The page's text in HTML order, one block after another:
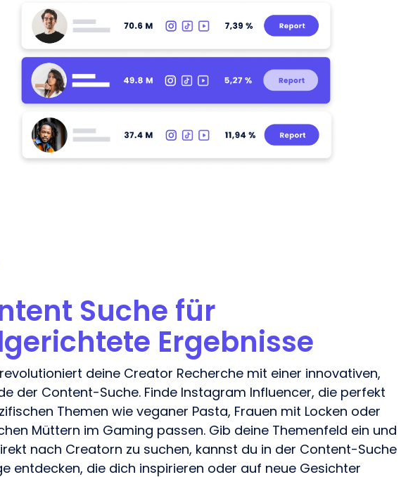
Suche für
Ergebnisse
revolutioniert deine Creator Recherche mit einer innovativen,
der Content-Suche. Finde Instagram Influencer, die perfekt
Themen wie veganer Pasta, Frauen mit Locken oder
Müttern im Gaming passen. Gib deine Themenfeld ein und
nach Creatorn zu suchen, kannst du in der Content-Suche
entdecken, die dich inspirieren oder auf neue Gesichter